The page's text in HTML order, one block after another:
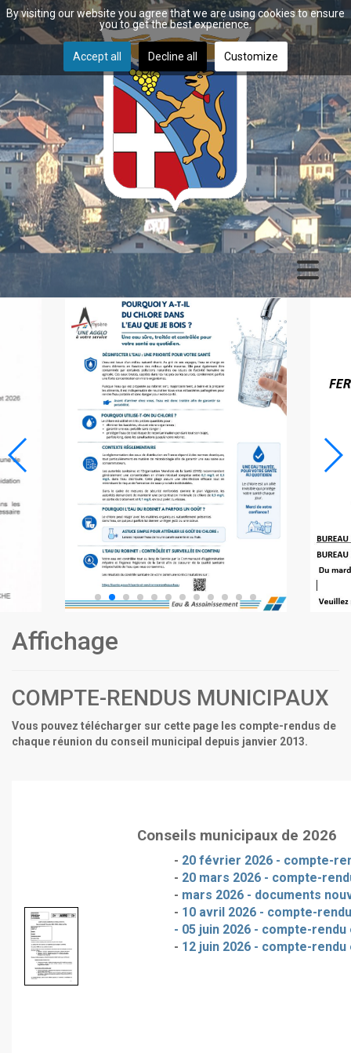
Affichage
COMPTE-RENDUS MUNICIPAUX
Vous pouvez télécharger sur cette page les compte-rendus de
chaque réunion du conseil municipal depuis janvier 2013.
Conseils municipaux de 2026
- 20 février 2026 - compte-
- 20 mars 2026 - compte-
- mars 2026 - documents
- 10 avril 2026 - compte-
- 05 juin 2026 - compte-
- 12 juin 2026 - compte-
By visiting our website you agree that we are using cookies to ensure
you to get the best experience.
Accept all Decline all Customize